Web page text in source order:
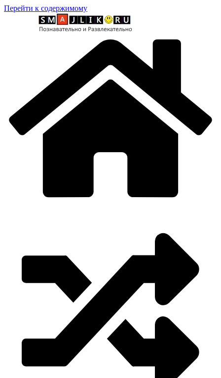
Перейти к содержимому